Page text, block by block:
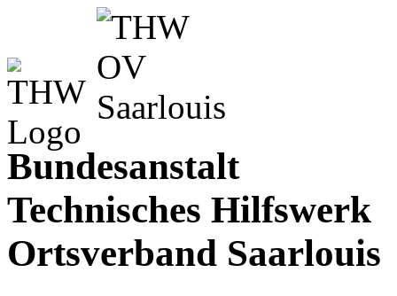
Bundesanstalt
Technisches Hilfswerk
Ortsverband Saarlouis